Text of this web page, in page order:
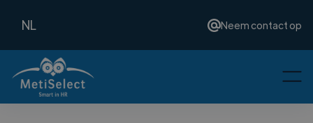
NL Neem contact op